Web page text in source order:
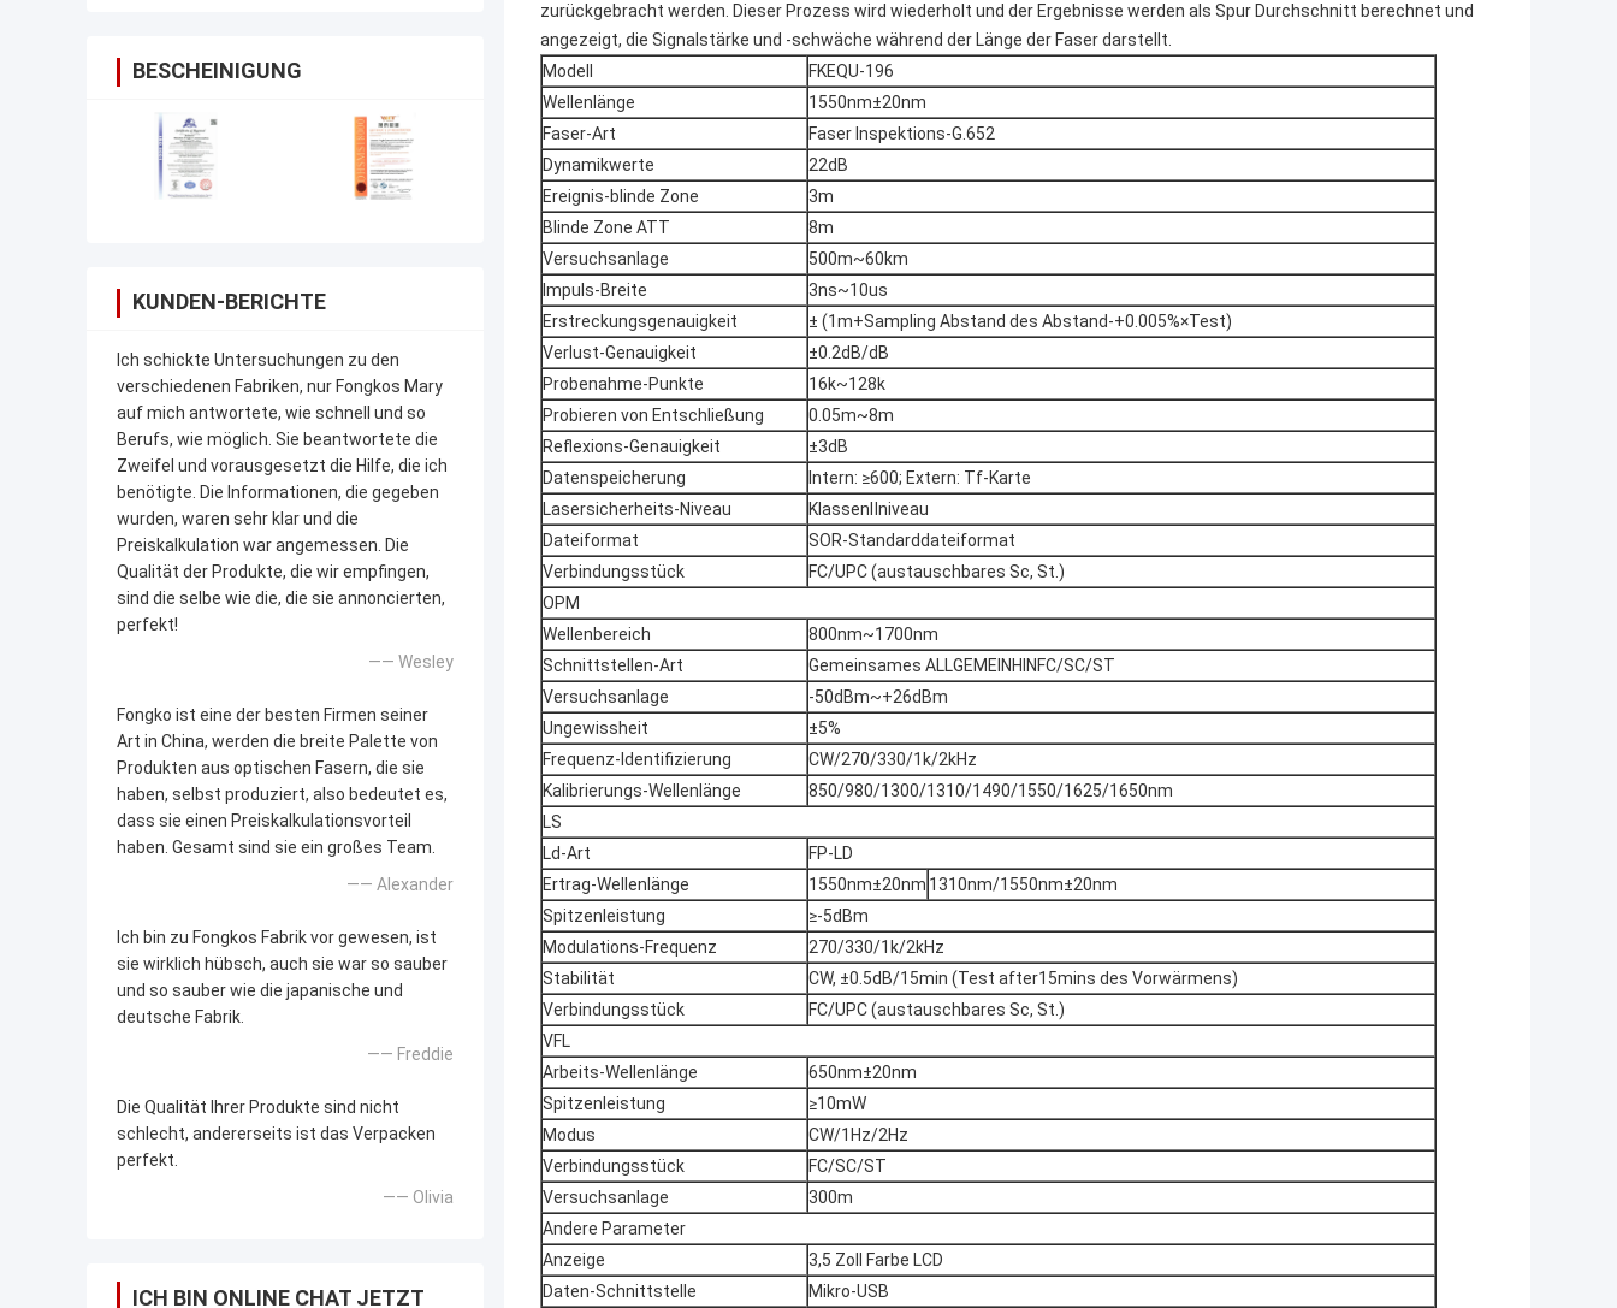
BESCHEINIGUNG
KUNDEN-BERICHTE
Ich schickte Untersuchungen zu den
verschiedenen Fabriken, nur Fongkos Mary
auf mich antwortete, wie schnell und so
Berufs, wie möglich. Sie beantwortete die
Zweifel und vorausgesetzt die Hilfe, die ich
benötigte. Die Informationen, die gegeben
wurden, waren sehr klar und die
Preiskalkulation war angemessen. Die
Qualität der Produkte, die wir empfingen,
sind die selbe wie die, die sie annoncierten,
perfekt!
—— Wesley
Fongko ist eine der besten Firmen seiner
Art in China, werden die breite Palette von
Produkten aus optischen Fasern, die sie
haben, selbst produziert, also bedeutet es,
dass sie einen Preiskalkulationsvorteil
haben. Gesamt sind sie ein großes Team.
—— Alexander
Ich bin zu Fongkos Fabrik vor gewesen, ist
sie wirklich hübsch, auch sie war so sauber
und so sauber wie die japanische und
deutsche Fabrik.
—— Freddie
Die Qualität Ihrer Produkte sind nicht
schlecht, andererseits ist das Verpacken
perfekt.
—— Olivia
ICH BIN ONLINE CHAT JETZT
zurückgebracht werden. Dieser Prozess wird wiederholt und der Ergebnisse werden als Spur Durchschnitt berechnet und
angezeigt, die Signalstärke und -schwäche während der Länge der Faser darstellt.
Modell
FKEQU-196
Wellenlänge
1550nm±20nm
Faser-Art
Faser Inspektions-G.652
Dynamikwerte
22dB
Ereignis-blinde Zone
3m
Blinde Zone ATT
8m
Versuchsanlage
500m~60km
Impuls-Breite
3ns~10us
Erstreckungsgenauigkeit
± (1m+Sampling Abstand des Abstand-+0.005%×Test)
Verlust-Genauigkeit
±0.2dB/dB
Probenahme-Punkte
16k~128k
Probieren von Entschließung
0.05m~8m
Reflexions-Genauigkeit
±3dB
Datenspeicherung
Intern: ≥600; Extern: Tf-Karte
Lasersicherheits-Niveau
KlassenⅡniveau
Dateiformat
SOR-Standarddateiformat
Verbindungsstück
FC/UPC (austauschbares Sc, St.)
OPM
Wellenbereich
800nm~1700nm
Schnittstellen-Art
Gemeinsames ALLGEMEINHINFC/SC/ST
Versuchsanlage
-50dBm~+26dBm
Ungewissheit
±5%
Frequenz-Identifizierung
CW/270/330/1k/2kHz
Kalibrierungs-Wellenlänge
850/980/1300/1310/1490/1550/1625/1650nm
LS
Ld-Art
FP-LD
Ertrag-Wellenlänge
1550nm±20nm 1310nm/1550nm±20nm
Spitzenleistung
≥-5dBm
Modulations-Frequenz
270/330/1k/2kHz
Stabilität
CW, ±0.5dB/15min (Test after15mins des Vorwärmens)
Verbindungsstück
FC/UPC (austauschbares Sc, St.)
VFL
Arbeits-Wellenlänge
650nm±20nm
Spitzenleistung
≥10mW
Modus
CW/1Hz/2Hz
Verbindungsstück
FC/SC/ST
Versuchsanlage
300m
Andere Parameter
Anzeige
3,5 Zoll Farbe LCD
Daten-Schnittstelle
Mikro-USB